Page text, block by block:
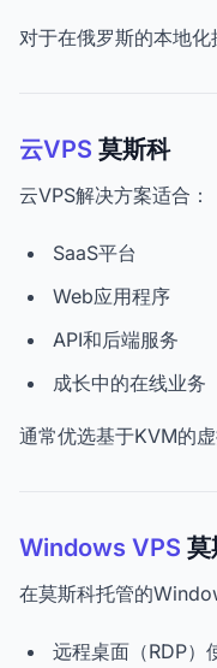
对于在俄罗斯的本地化
云VPS 莫斯科
云VPS解决方案适合：
SaaS平台
Web应用程序
API和后端服务
成长中的在线业务
通常优选基于KVM的
Windows VPS 莫
在莫斯科托管的
远程桌面（RDP）